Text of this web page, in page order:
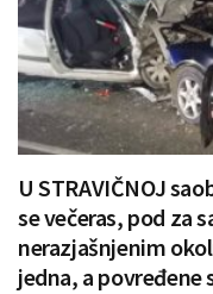
U STRAVIČNOJ
se večeras, pod za
nerazjašnjenim
jedna, a povređene